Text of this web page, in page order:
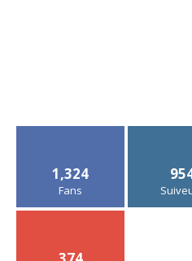
1,324
Fans